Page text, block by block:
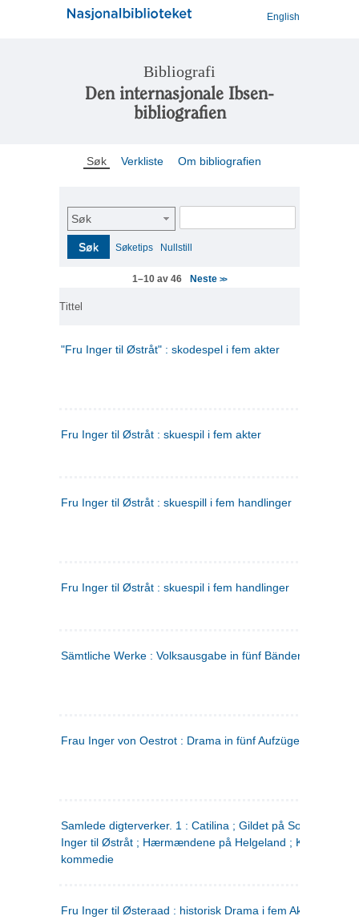
English
Bibliografi
Den internasjonale Ibsen-
bibliografien
Søk Verkliste Om bibliografien
Søk
Søk Søketips Nullstill
1–10 av 46 Neste>>
Tittel
"Fru Inger til Østråt" : skodespel i fem akter
Fru Inger til Østråt : skuespil i fem akter
Fru Inger til Østråt : skuespill i fem handlinger
Fru Inger til Østråt : skuespil i fem handlinger
Sämtliche Werke : Volksausgabe in fünf Bänden
Frau Inger von Oestrot : Drama in fünf Aufzügen
Samlede digterverker. 1 : Catilina ; Gildet på Solhaug ; Fru
Inger til Østråt ; Hærmændene på Helgeland ;
kommedie
Fru Inger til Østeraad : historisk Drama i fem Akter